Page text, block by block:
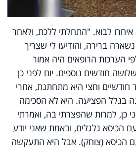
לבוא. "התחלתי ללכת, ולאחר
ברירה, והודיעו לי שצריך
הערכות הרופאים היה אמור
חודשים נוספים. יום לפני כן
חודשיים וחצי היא מתחתנת, אחרי
בגלל הפציעה. היא לא הסכימה
כן, למרות שהפצרתי בה, ואמרתי
הכיסא גלגלים, ובאמת שאני יודע
הכיסא (צוחק). אבל היא התעקשה